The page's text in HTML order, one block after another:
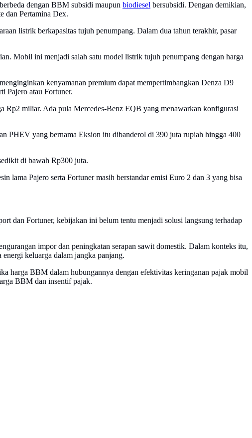
dengan BBM subsidi maupun biodiesel bersubsidi. Dengan demikian,
dan Pertamina Dex.
listrik berkapasitas tujuh penumpang. Dalam dua tahun terakhir, pasar
Mobil ini menjadi salah satu model listrik tujuh penumpang dengan harga
kenyamanan premium dapat mempertimbangkan Denza D9
Pajero atau Fortuner.
Rp2 miliar. Ada pula Mercedes-Benz EQB yang menawarkan konfigurasi
PHEV yang bernama Eksion itu dibanderol di 390 juta rupiah hingga 400
di bawah Rp300 juta.
lama Pajero serta Fortuner masih berstandar emisi Euro 2 dan 3 yang bisa
dan Fortuner, kebijakan ini belum tentu menjadi solusi langsung terhadap
impor dan peningkatan serapan sawit domestik. Dalam konteks itu,
keluarga dalam jangka panjang.
harga BBM dalam hubungannya dengan efektivitas keringanan pajak mobil
BBM dan insentif pajak.